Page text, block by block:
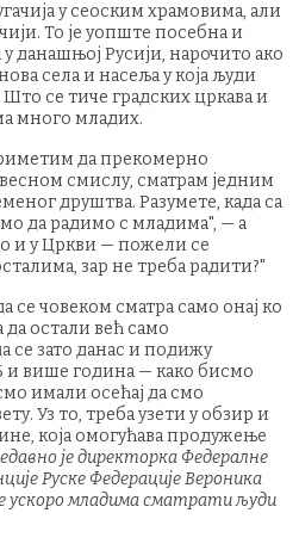
у сеоским храмовима, али
То је уопште посебна и
данашњој Русији, нарочито ако
села и насеља у која људи
Што се тиче градских цркава и
много младих.
да прекомерно
смислу, сматрам једним
друштва. Разумете, када са
да радимо с младима", — а
и у Цркви — пожели се
зар не треба радити?"
се човеком сматра само онај ко
остали већ само
се зато данас и подижу
и више година — како бисмо
имали осећај да смо
Уз то, треба узети у обзир и
која омогућава продужење
је директорка Федералне
Руске Федерације Вероника
ускоро младима сматрати људи